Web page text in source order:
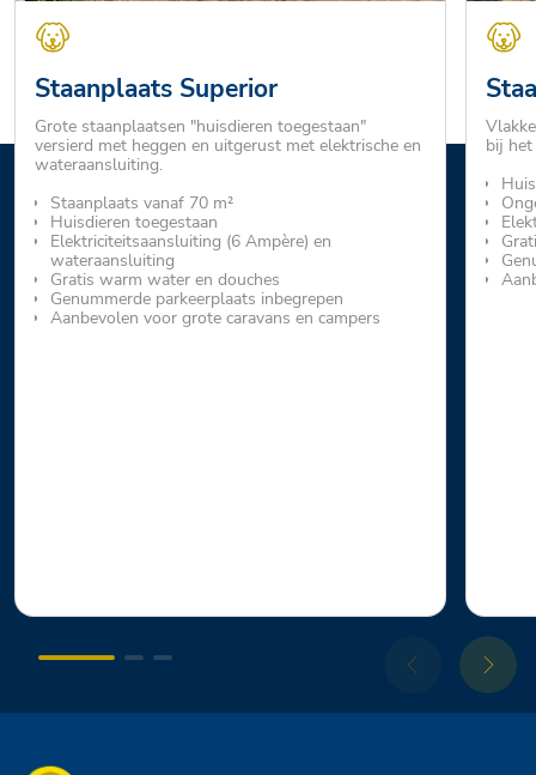
Staanplaats Superior
Grote staanplaatsen "huisdieren toegestaan"
versierd met heggen en uitgerust met elektrische en
wateraansluiting.
Staanplaats vanaf 70 m²
Huisdieren toegestaan
Elektriciteitsaansluiting (6 Ampère) en
wateraansluiting
Gratis warm water en douches
Genummerde parkeerplaats inbegrepen
Aanbevolen voor grote caravans en campers
bij